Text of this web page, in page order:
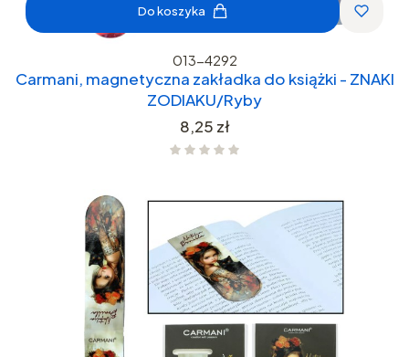
Do koszyka
013-4292
Carmani, magnetyczna zakładka do książki - ZNAKI
ZODIAKU/Ryby
Cena
8,25 zł